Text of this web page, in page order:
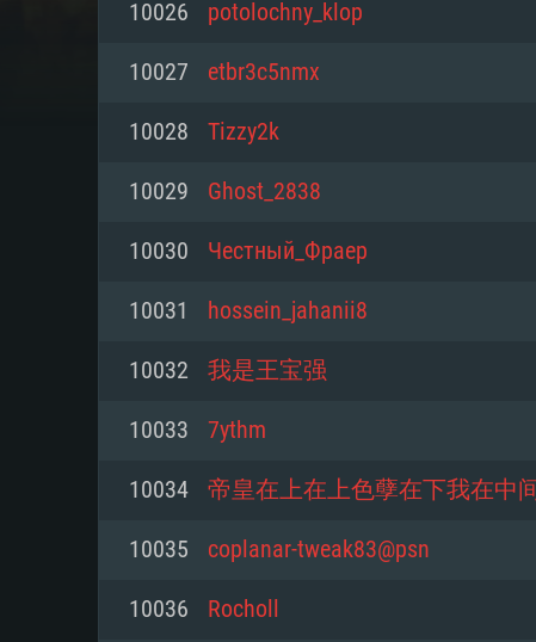
Mínimo
77XX / NVIDIA GeForce GTX
mínima suportada: 720p
Mínimo
mais recente
Processador: Core i5 2.2GHz
não suportado)
Memória: 6 GB
Placa Gráfica: Intel Iris Pro 5200
Mínimo
do Linux de 64bit
Processador: Dual-Core 2.4 GHz
Memória: 4 GB
Placa Gráfica: NVIDIA 660 com
recentes (não mais de 6
10026 potolochny_klop
10027 etbr3c5nmx
10028 Tizzy2k
10029 Ghost_2838
10030 Честный_Фраер
10031 hossein_jahanii8
10032 我是王宝强
10033 7ythm
10034 帝皇在上在上色孽在下我在中间
10035 coplanar-tweak83@psn
10036 Rocholl